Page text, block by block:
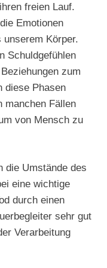
freien Lauf.
Emotionen
Körper.
Schuldgefühlen
zum
diese Phasen
manchen Fällen
von Mensch zu
die Umstände des
eine wichtige
durch einen
sehr gut
Verarbeitung